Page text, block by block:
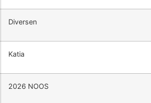
Diversen
Katia
2026 NOOS